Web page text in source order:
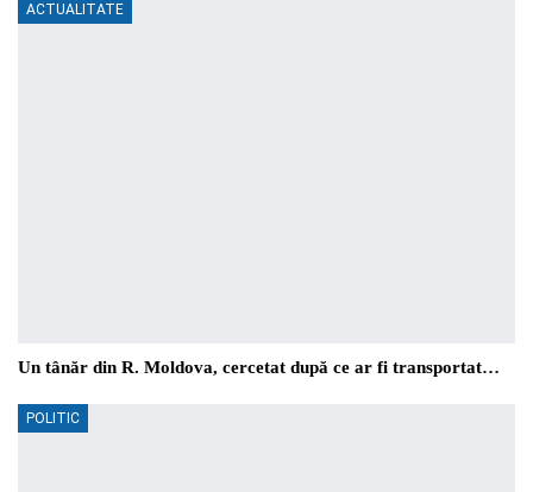
ACTUALITATE
Un tânăr din R. Moldova, cercetat după ce ar fi transportat…
POLITIC